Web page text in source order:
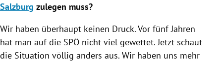
Salzburg zulegen muss?
Wir haben überhaupt keinen Druck. Vor fünf Jahren
hat man auf die SPÖ nicht viel gewettet. Jetzt schaut
die Situation völlig anders aus. Wir haben uns mehr